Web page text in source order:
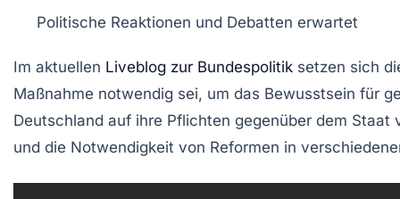
Politische Reaktionen und Debatten erwartet
Im aktuellen Liveblog zur Bundespolitik setzen sich
Maßnahme notwendig sei, um das Bewusstsein für
Deutschland auf ihre Pflichten gegenüber dem Staat
und die Notwendigkeit von Reformen in